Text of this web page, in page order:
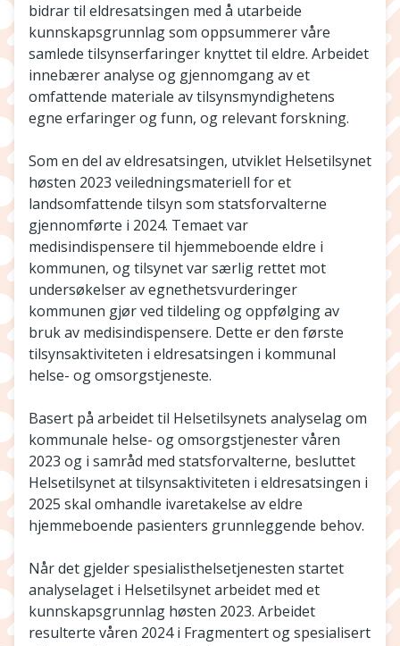
bidrar til eldresatsingen med å utarbeide
kunnskapsgrunnlag som oppsummerer våre
samlede tilsynserfaringer knyttet til eldre. Arbeidet
innebærer analyse og gjennomgang av et
omfattende materiale av tilsynsmyndighetens
egne erfaringer og funn, og relevant forskning.
Som en del av eldresatsingen, utviklet Helsetilsynet
høsten 2023 veiledningsmateriell for et
landsomfattende tilsyn som statsforvalterne
gjennomførte i 2024. Temaet var
medisindispensere til hjemmeboende eldre i
kommunen, og tilsynet var særlig rettet mot
undersøkelser av egnethetsvurderinger
kommunen gjør ved tildeling og oppfølging av
bruk av medisindispensere. Dette er den første
tilsynsaktiviteten i eldresatsingen i kommunal
helse- og omsorgstjeneste.
Basert på arbeidet til Helsetilsynets analyselag om
kommunale helse- og omsorgstjenester våren
2023 og i samråd med statsforvalterne, besluttet
Helsetilsynet at tilsynsaktiviteten i eldresatsingen i
2025 skal omhandle ivaretakelse av eldre
hjemmeboende pasienters grunnleggende behov.
Når det gjelder spesialisthelsetjenesten startet
analyselaget i Helsetilsynet arbeidet med et
kunnskapsgrunnlag høsten 2023. Arbeidet
resulterte våren 2024 i Fragmentert og spesialisert